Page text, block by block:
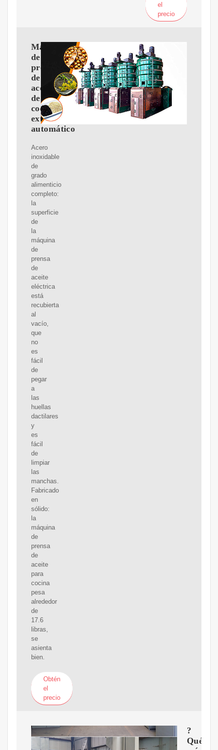
el
precio
Máquina
de
prensa
de
aceite
de
cocina,
extractor
automático
Acero
inoxidable
de
grado
alimenticio
completo:
la
superficie
de
la
máquina
de
prensa
de
aceite
eléctrica
está
recubierta
al
vacío,
que
no
es
fácil
de
pegar
a
las
huellas
dactilares
y
es
fácil
de
limpiar
las
manchas.
Fabricado
en
sólido:
la
máquina
de
prensa
de
aceite
para
cocina
pesa
alrededor
de
17.6
libras,
se
asienta
bien.
Obtén
el
precio
?
Qué